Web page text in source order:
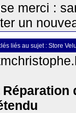
merci :
un
liés au sujet : Store
Réparation